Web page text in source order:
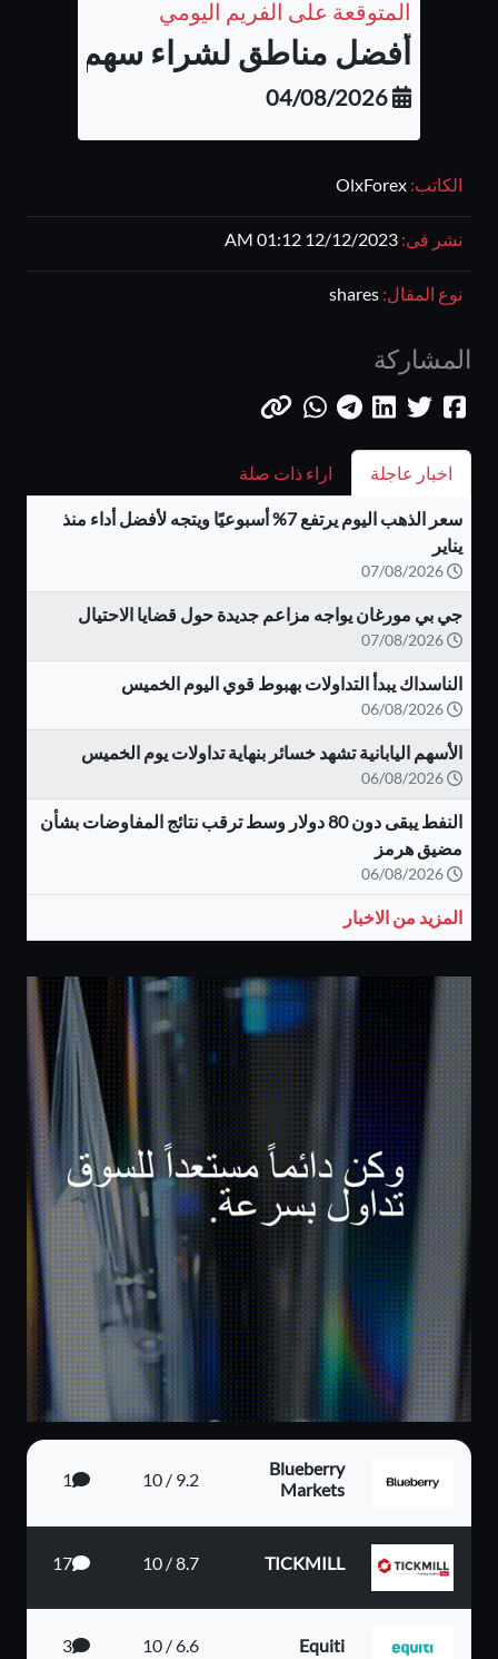
الكاتب: OlxForex
نشر فى: 12/12/2023 01:12 AM
نوع المقال: shares
المشاركة
اخبار عاجلة اراء ذات صلة
سعر الذهب اليوم يرتفع 7% أسبوعيًا ويتجه لأفضل أداء منذ
يناير
جي بي مورغان يواجه مزاعم جديدة حول قضايا الاحتيال
الناسداك يبدأ التداولات بهبوط قوي اليوم الخميس
الأسهم اليابانية تشهد خسائر بنهاية تداولات يوم الخميس
النفط يبقى دون 80 دولار وسط ترقب نتائج المفاوضات بشأن
مضيق هرمز
المزيد من الاخبار
Blueberry
Markets
9.2 / 10
1
TICKMILL
8.7 / 10
17
Equiti
6.6 / 10
3
المتوقعة على الفريم اليومي
أفضل مناطق لشراء سهم شركة
04/08/2026